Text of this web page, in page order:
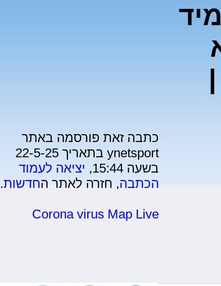
כתבה זאת פורסמה באתר
ynetsport בתאריך 22-5-25
בשעה 15:44,
יציאה לעמוד
הכתבה, חזרה לאתר החדשות.
Corona virus Map Live